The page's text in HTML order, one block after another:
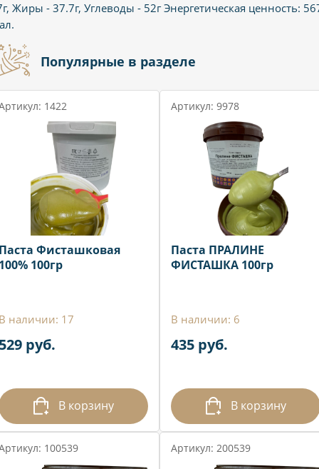
Жиры - 37.7г, Углеводы - 52г Энергетическая ценность:
Популярные в разделе
1422
Фисташковая
100гр
наличии: 17
руб.
В корзину
Артикул: 9978
Паста ПРАЛИНЕ
ФИСТАШКА 100гр
В наличии: 6
435 руб.
В корзину
100539 Артикул: 200539